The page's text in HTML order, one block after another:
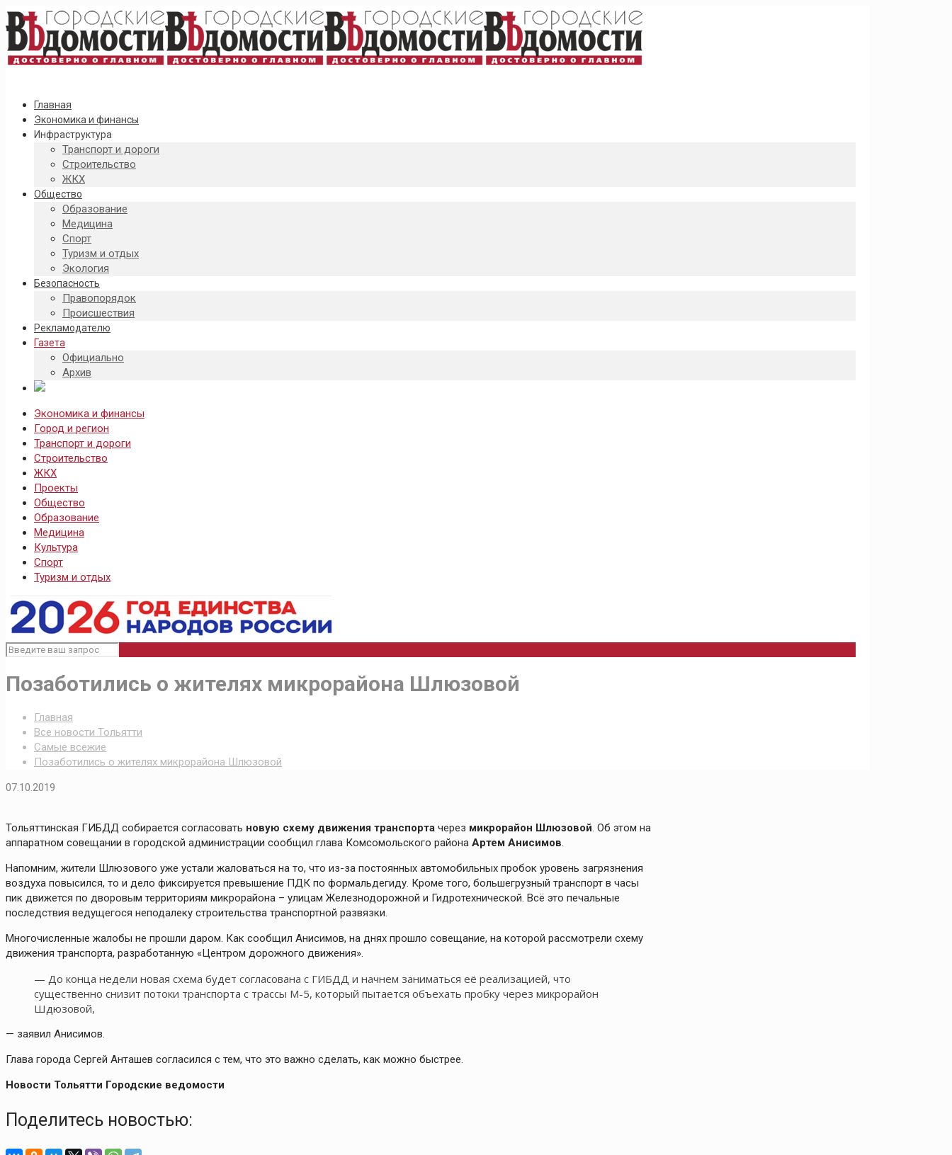
Главная
Экономика и финансы
Инфраструктура
Транспорт и дороги
Строительство
ЖКХ
Общество
Образование
Медицина
Спорт
Туризм и отдых
Экология
Безопасность
Правопорядок
Происшествия
Рекламодателю
Газета
Официально
Архив
Экономика и финансы
Город и регион
Транспорт и дороги
Строительство
ЖКХ
Проекты
Общество
Образование
Медицина
Культура
Спорт
Туризм и отдых
Позаботились о жителях микрорайона Шлюзовой
Главная
Все новости Тольятти
Самые всежие
Позаботились о жителях микрорайона Шлюзовой
07.10.2019
Тольяттинская ГИБДД собирается согласовать новую схему движения транспорта через микрорайон Шлюзовой. Об этом на
аппаратном совещании в городской администрации сообщил глава Комсомольского района Артем Анисимов.
Напомним, жители Шлюзового уже устали жаловаться на то, что из-за постоянных автомобильных пробок уровень загрязнения
воздуха повысился, то и дело фиксируется превышение ПДК по формальдегиду. Кроме того, большегрузный транспорт в часы
пик движется по дворовым территориям микрорайона – улицам Железнодорожной и Гидротехнической. Всё это печальные
последствия ведущегося неподалеку строительства транспортной развязки.
Многочисленные жалобы не прошли даром. Как сообщил Анисимов, на днях прошло совещание, на которой рассмотрели схему
движения транспорта, разработанную «Центром дорожного движения».
— До конца недели новая схема будет согласована с ГИБДД и начнем заниматься её реализацией, что
существенно снизит потоки транспорта с трассы М-5, который пытается объехать пробку через микрорайон
Шдюзовой,
— заявил Анисимов.
Глава города Сергей Анташев согласился с тем, что это важно сделать, как можно быстрее.
Новости Тольятти Городские ведомости
Поделитесь новостью: